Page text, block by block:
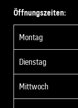
Öffnungszeiten:
Montag
Dienstag
Mittwoch